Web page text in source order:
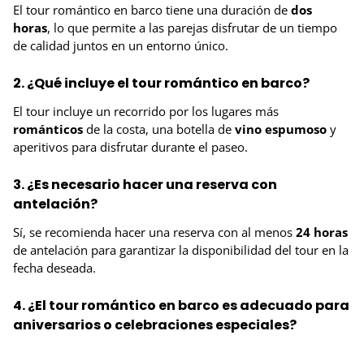
El tour romántico en barco tiene una duración de dos
horas, lo que permite a las parejas disfrutar de un tiempo
de calidad juntos en un entorno único.
2. ¿Qué incluye el tour romántico en barco?
El tour incluye un recorrido por los lugares más
románticos de la costa, una botella de vino espumoso y
aperitivos para disfrutar durante el paseo.
3. ¿Es necesario hacer una reserva con
antelación?
Sí, se recomienda hacer una reserva con al menos 24 horas
de antelación para garantizar la disponibilidad del tour en la
fecha deseada.
4. ¿El tour romántico en barco es adecuado para
aniversarios o celebraciones especiales?